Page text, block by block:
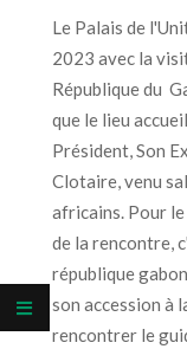
Le Palais de
2023 avec la
République du
que le lieu
Président, Son
Clotaire, venu
africains. Pour
de la rencontre,
république
son accession à
rencontrer le